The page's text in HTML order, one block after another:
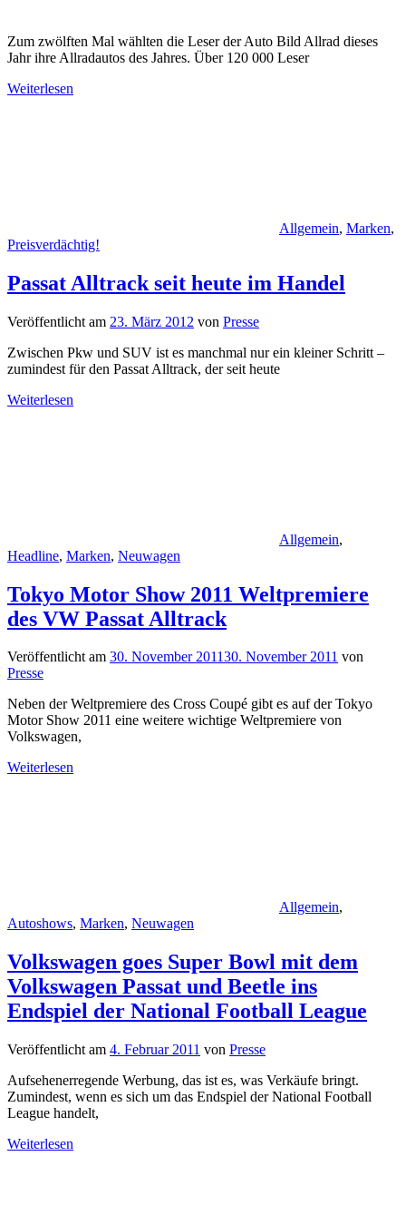
Zum zwölften Mal wählten die Leser der Auto Bild Allrad dieses
Jahr ihre Allradautos des Jahres. Über 120 000 Leser
Weiterlesen
Allgemein, Marken,
Preisverdächtig!
Passat Alltrack seit heute im Handel
Veröffentlicht am 23. März 2012 von Presse
Zwischen Pkw und SUV ist es manchmal nur ein kleiner Schritt –
zumindest für den Passat Alltrack, der seit heute
Weiterlesen
Allgemein,
Headline, Marken, Neuwagen
Tokyo Motor Show 2011 Weltpremiere
des VW Passat Alltrack
Veröffentlicht am 30. November 201130. November 2011 von
Presse
Neben der Weltpremiere des Cross Coupé gibt es auf der Tokyo
Motor Show 2011 eine weitere wichtige Weltpremiere von
Volkswagen,
Weiterlesen
Allgemein,
Autoshows, Marken, Neuwagen
Volkswagen goes Super Bowl mit dem
Volkswagen Passat und Beetle ins
Endspiel der National Football League
Veröffentlicht am 4. Februar 2011 von Presse
Aufsehenerregende Werbung, das ist es, was Verkäufe bringt.
Zumindest, wenn es sich um das Endspiel der National Football
League handelt,
Weiterlesen